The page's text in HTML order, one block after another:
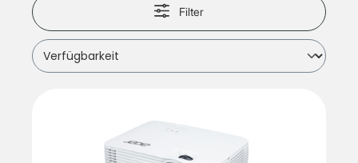
Filter